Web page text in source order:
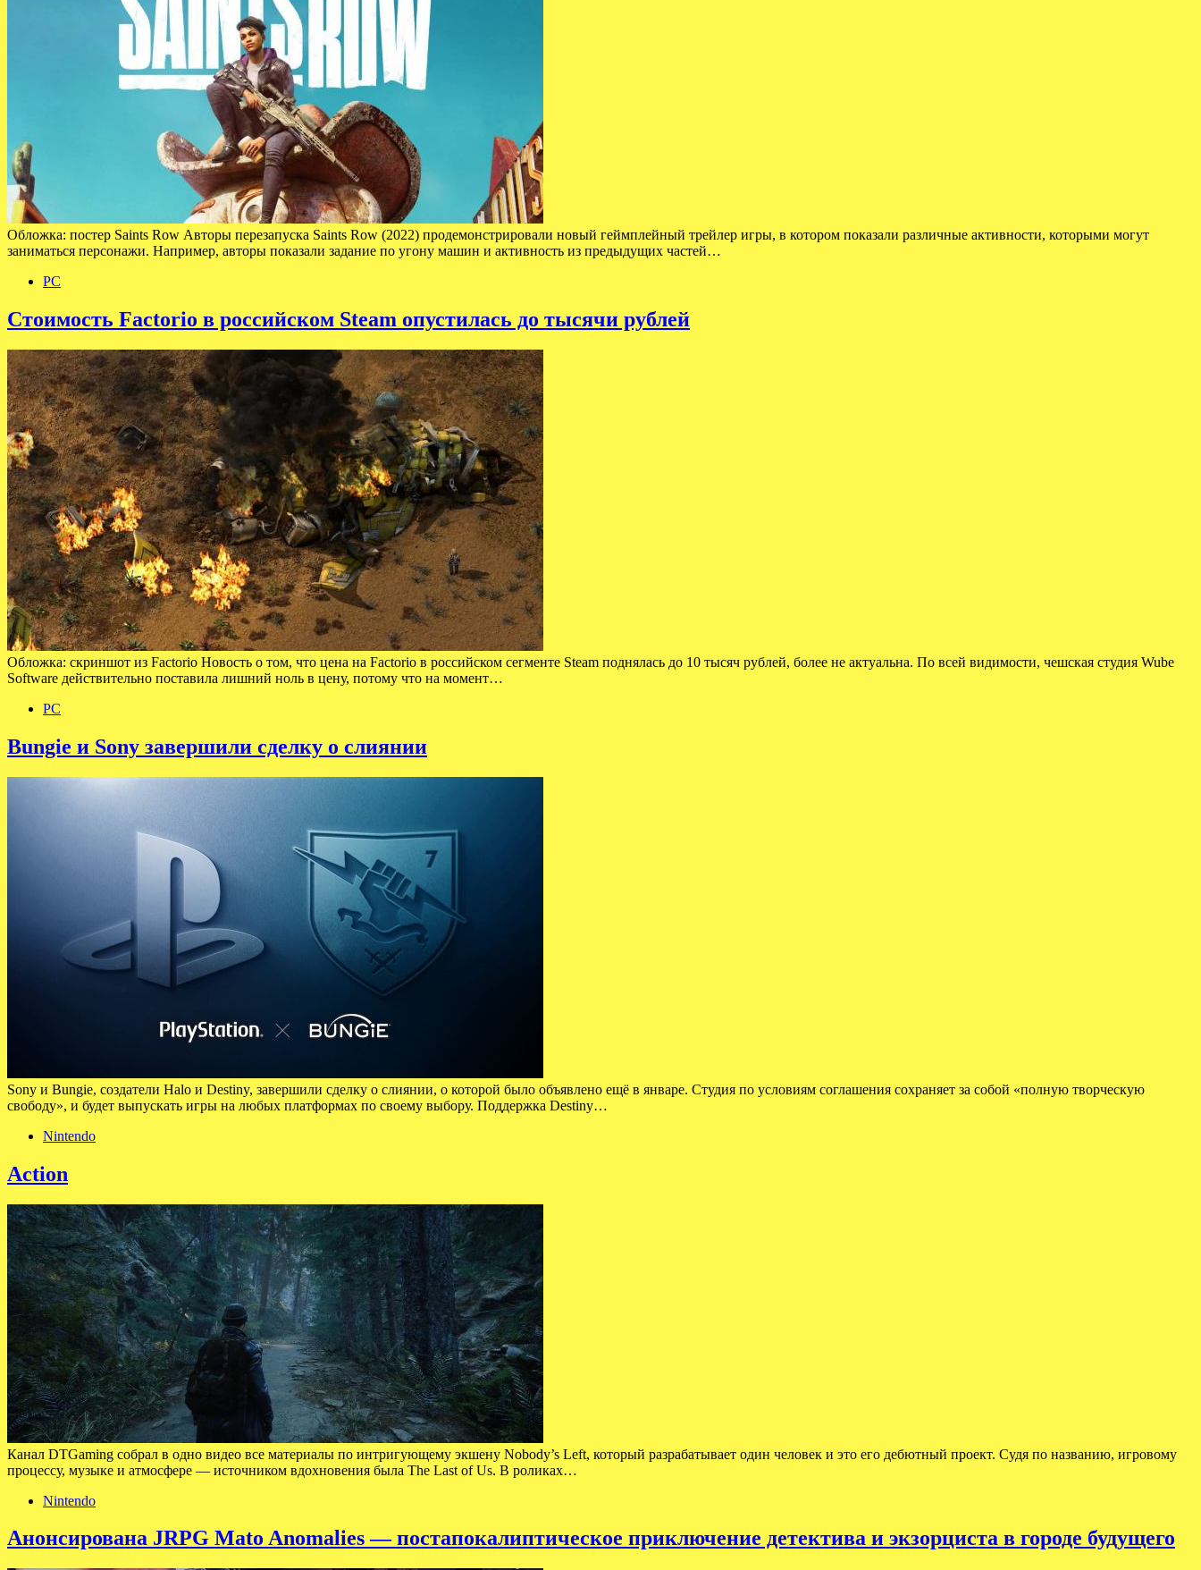
Обложка: постер Saints Row Авторы перезапуска Saints Row (2022) продемонстрировали новый геймплейный трейлер игры, в котором показали различные активности, которыми могут
заниматься персонажи. Например, авторы показали задание по угону машин и активность из предыдущих частей…
PC
Стоимость Factorio в российском Steam опустилась до тысячи рублей
Обложка: скриншот из Factorio Новость о том, что цена на Factorio в российском сегменте Steam поднялась до 10 тысяч рублей, более не актуальна. По всей видимости, чешская студия Wube
Software действительно поставила лишний ноль в цену, потому что на момент…
PC
Bungie и Sony завершили сделку о слиянии
Sony и Bungie, создатели Halo и Destiny, завершили сделку о слиянии, о которой было объявлено ещё в январе. Студия по условиям соглашения сохраняет за собой «полную творческую
свободу», и будет выпускать игры на любых платформах по своему выбору. Поддержка Destiny…
Nintendo
Action
Канал DTGaming собрал в одно видео все материалы по интригующему экшену Nobody’s Left, который разрабатывает один человек и это его дебютный проект. Судя по названию, игровому
процессу, музыке и атмосфере — источником вдохновения была The Last of Us. В роликах…
Nintendo
Анонсирована JRPG Mato Anomalies — постапокалиптическое приключение детектива и экзорциста в городе будущего